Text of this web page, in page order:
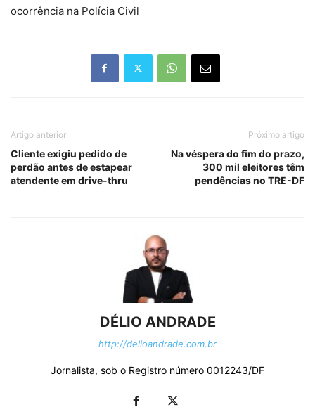
ocorrência na Polícia Civil
Artigo anterior
Cliente exigiu pedido de
perdão antes de estapear
atendente em drive-thru
Próximo artigo
Na véspera do fim do prazo,
300 mil eleitores têm
pendências no TRE-DF
DÉLIO ANDRADE
http://delioandrade.com.br
Jornalista, sob o Registro número 0012243/DF